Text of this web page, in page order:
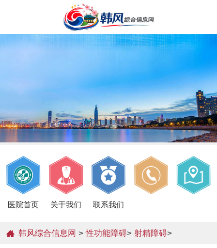
医院首页 关于我们 联系我们
韩风综合信息网 >性功能障碍>射精障碍>